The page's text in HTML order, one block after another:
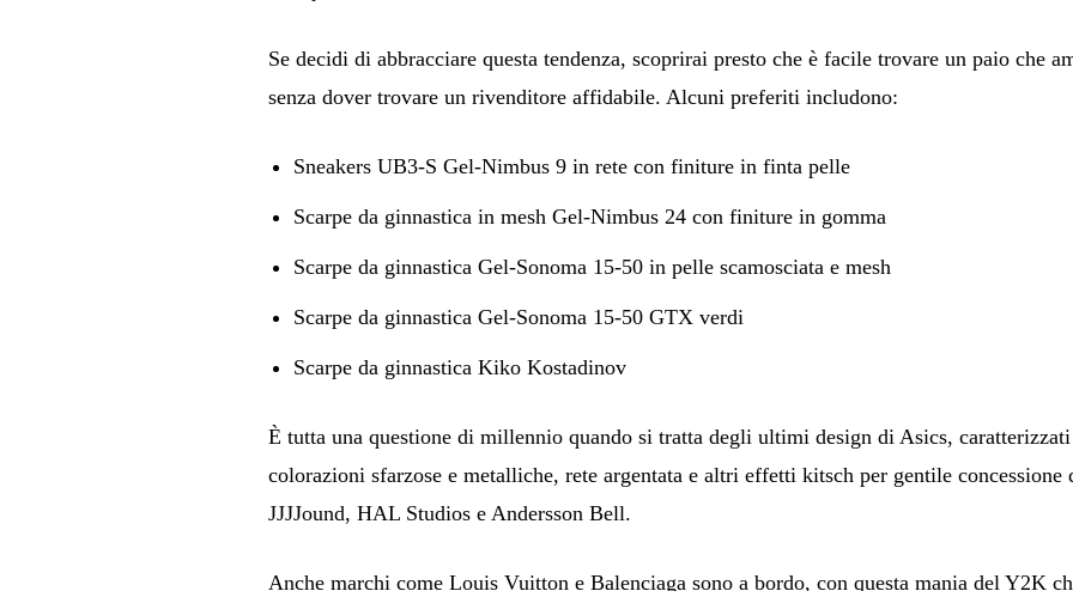
Se decidi di abbracciare questa tendenza, scoprirai presto che è facile trovare un paio che
senza dover trovare un rivenditore affidabile. Alcuni preferiti includono:
Sneakers UB3-S Gel-Nimbus 9 in rete con finiture in finta pelle
Scarpe da ginnastica in mesh Gel-Nimbus 24 con finiture in gomma
Scarpe da ginnastica Gel-Sonoma 15-50 in pelle scamosciata e mesh
Scarpe da ginnastica Gel-Sonoma 15-50 GTX verdi
Scarpe da ginnastica Kiko Kostadinov
È tutta una questione di millennio quando si tratta degli ultimi design di Asics,
colorazioni sfarzose e metalliche, rete argentata e altri effetti kitsch per gentile concessione
JJJJound, HAL Studios e Andersson Bell.
Anche marchi come Louis Vuitton e Balenciaga sono a bordo, con questa mania del Y2K